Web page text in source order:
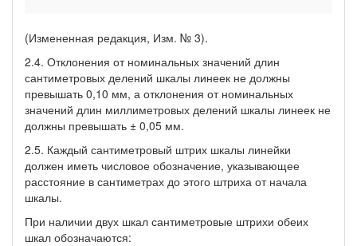
(Измененная редакция, Изм. № 3).
2.4. Отклонения от номинальных значений длин
сантиметровых делений шкалы линеек не должны
превышать 0,10 мм, а отклонения от номинальных
значений длин миллиметровых делений шкалы линеек не
должны превышать ± 0,05 мм.
2.5. Каждый сантиметровый штрих шкалы линейки
должен иметь числовое обозначение, указывающее
расстояние в сантиметрах до этого штриха от начала
шкалы.
При наличии двух шкал сантиметровые штрихи обеих
шкал обозначаются: